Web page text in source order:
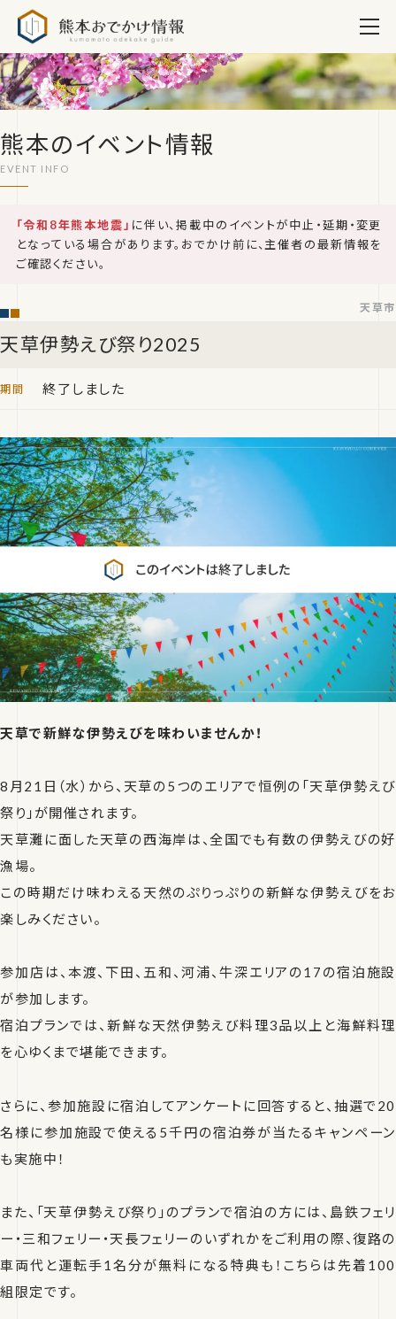
熊本のイベント情報
「令和8年熊本地震」 に伴い、掲載中のイベントが中止・延期・変更
となっている場合があります。おでかけ前に、主催者の最新情報を
ご確認ください。
天草伊勢えび祭り2025
天草市
終了しました
天草で新鮮な伊勢えびを味わいませんか！
8月21日（水）から、天草の5つのエリアで恒例の「天草伊勢えび
祭り」が開催されます。
天草灘に面した天草の西海岸は、全国でも有数の伊勢えびの好
漁場。
この時期だけ味わえる天然のぷりっぷりの新鮮な伊勢えびをお
楽しみください。
参加店は、本渡、下田、五和、河浦、牛深エリアの17の宿泊施設
が参加します。
宿泊プランでは、新鮮な天然伊勢えび料理3品以上と海鮮料理
を心ゆくまで堪能できます。
さらに、参加施設に宿泊してアンケートに回答すると、抽選で20
名様に参加施設で使える5千円の宿泊券が当たるキャンペーン
も実施中！
また、「天草伊勢えび祭り」のプランで宿泊の方には、島鉄フェリ
ー・三和フェリー・天長フェリーのいずれかをご利用の際、復路の
車両代と運転手1名分が無料になる特典も！こちらは先着100
組限定です。